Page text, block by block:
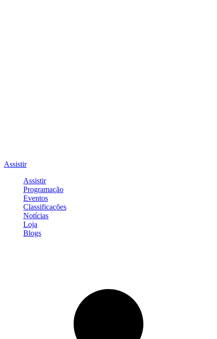
Assistir
Assistir
Programação
Eventos
Classificações
Notícias
Loja
Blogs